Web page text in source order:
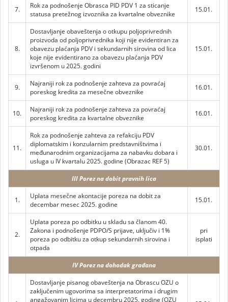
7.
Rok za podnošenje Obrasca PID PDV 1 za sticanje
statusa pretežnog izvoznika za kvartalne obveznike
15.01.
8.
Dostavljanje obaveštenja o otkupu poljoprivrednih
proizvoda od poljoprivrednika koji nije evidentiran za
obavezu plaćanja PDV i sekundarnih sirovina od lica
koje nije evidentirano za obavezu plaćanja PDV
izvršenom u 2025. godini
15.01.
9.
Najraniji rok za podnošenje zahteva za povraćaj
poreskog kredita za mesečne obveznike
16.01.
10.
Najraniji rok za podnošenje zahteva za povraćaj
poreskog kredita za kvartalne obveznike
16.01.
11.
Rok za podnošenje zahteva za refakciju PDV
diplomatskim i konzularnim predstavništvima i
međunarodnim organizacijama za nabavku dobara i
usluga u IV kvartalu 2025. godine (Obrazac REF 5)
30.01.
III Porez na dobit pravnih lica
1.
Uplata mesečne akontacije poreza na dobit za
decembar mesec 2025. godine
15.01.
2.
Uplata poreza po odbitku u skladu sa članom 40.
Zakona i podnošenje PDPO/S prijave, uključiv i 1%
poreza po odbitku za otkup sekundarnih sirovina i
otpada
pri
isplati
IV Porez na dohodak građana
Dostavljanje pisanog obaveštenja na Obrascu OZU o
zaključenim ugovorima sa interpretatorima i drugim
angažovanim licima u decembru 2025. godine (OZU